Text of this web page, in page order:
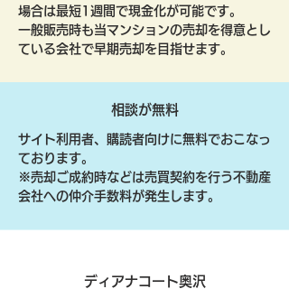
場合は最短1週間で現金化が可能です。
一般販売時も当マンションの売却を得意とし
ている会社で早期売却を目指せます。
相談が無料
サイト利用者、購読者向けに無料でおこなっ
ております。
​※売却ご成約時などは売買契約を行う不動産
会社への仲介手数料が発生します。
ディアナコート奥沢